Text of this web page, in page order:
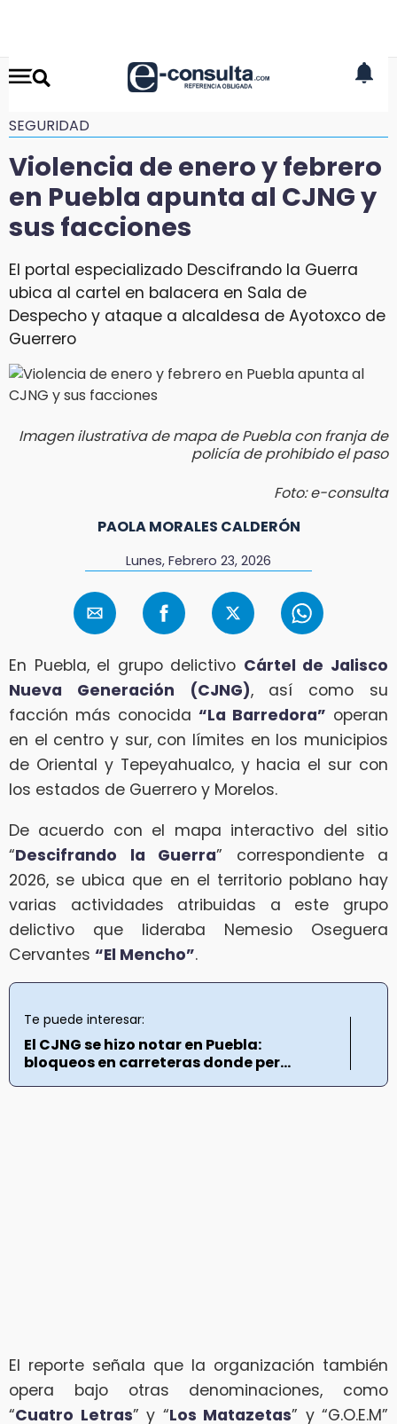
SEGURIDAD
Violencia de enero y febrero
en Puebla apunta al CJNG y
sus facciones
El portal especializado Descifrando la Guerra
ubica al cartel en balacera en Sala de
Despecho y ataque a alcaldesa de Ayotoxco de
Guerrero
Imagen ilustrativa de mapa de Puebla con franja de
policía de prohibido el paso
Foto: e-consulta
PAOLA MORALES CALDERÓN
Lunes, Febrero 23, 2026
En Puebla, el grupo delictivo Cártel de Jalisco
Nueva Generación (CJNG), así como su
facción más conocida “La Barredora” operan
en el centro y sur, con límites en los municipios
de Oriental y Tepeyahualco, y hacia el sur con
los estados de Guerrero y Morelos.
De acuerdo con el mapa interactivo del sitio
“Descifrando la Guerra” correspondiente a
2026, se ubica que en el territorio poblano hay
varias actividades atribuidas a este grupo
delictivo que lideraba Nemesio Oseguera
Cervantes “El Mencho”.
Te puede interesar:
El CJNG se hizo notar en Puebla:
bloqueos en carreteras donde per...
El reporte señala que la organización también
opera bajo otras denominaciones, como
“Cuatro Letras” y “Los Matazetas” y “G.O.E.M”